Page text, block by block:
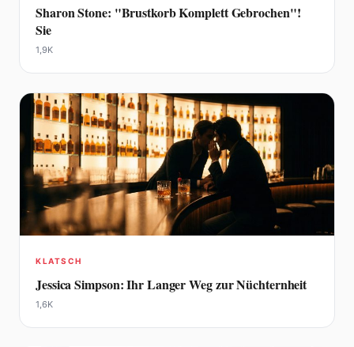
Sharon Stone: "Brustkorb Komplett Gebrochen"!
Sie
1,9K
KLATSCH
Jessica Simpson: Ihr Langer Weg zur Nüchternheit
1,6K